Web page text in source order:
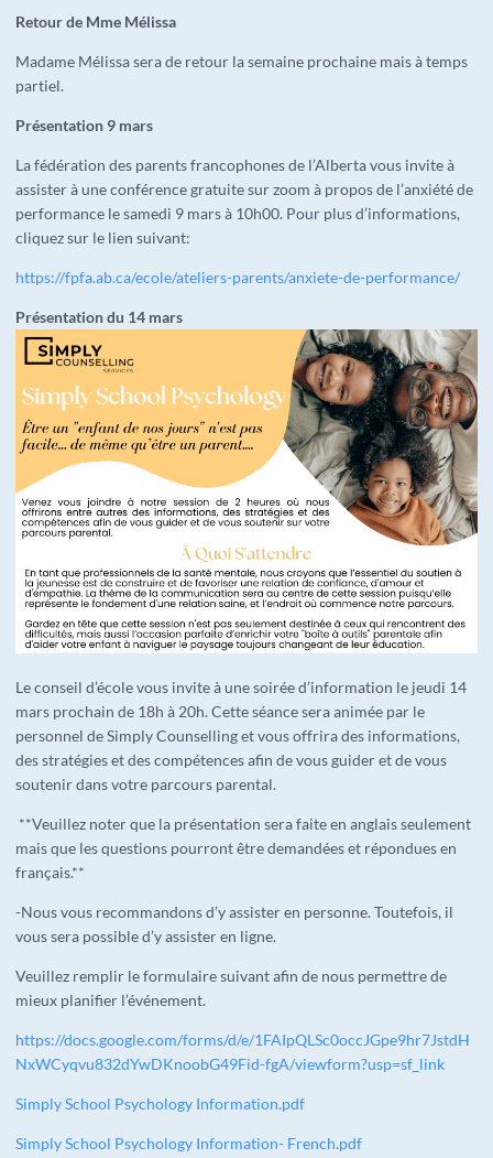
Retour de Mme Mélissa
Madame Mélissa sera de retour la semaine prochaine mais à temps
partiel.
Présentation 9 mars
La fédération des parents francophones de l’Alberta vous invite à
assister à une conférence gratuite sur zoom à propos de l’anxiété de
performance le samedi 9 mars à 10h00. Pour plus d’informations,
cliquez sur le lien suivant:
https://fpfa.ab.ca/ecole/ateliers-parents/anxiete-de-performance/
Présentation du 14 mars
Le conseil d’école vous invite à une soirée d’information le jeudi 14
mars prochain de 18h à 20h. Cette séance sera animée par le
personnel de Simply Counselling et vous offrira des informations,
des stratégies et des compétences afin de vous guider et de vous
soutenir dans votre parcours parental.
**Veuillez noter que la présentation sera faite en anglais seulement
mais que les questions pourront être demandées et répondues en
français.**
-Nous vous recommandons d’y assister en personne. Toutefois, il
vous sera possible d’y assister en ligne.
Veuillez remplir le formulaire suivant afin de nous permettre de
mieux planifier l’événement.
https://docs.google.com/forms/d/e/1FAIpQLSc0occJGpe9hr7JstdH
NxWCyqvu832dYwDKnoobG49Fid-fgA/viewform?usp=sf_link
Simply School Psychology Information.pdf
Simply School Psychology Information- French.pdf